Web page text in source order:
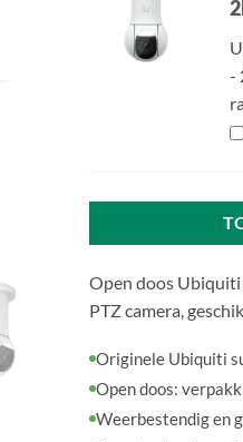
-
Open doos
PTZ camera,
Originele Ubiquiti
Open doos:
Weerbestendig en